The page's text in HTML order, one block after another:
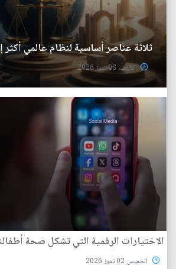
ثلاثة عناصر أساسية لنظام عالمي أكثر
الأربعاء 08 تموز 2026
الاختيارات الرقمية التي تشكل صحة
الخميس 02 تموز 2026